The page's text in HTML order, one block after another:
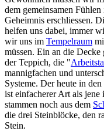
dem gemeinsamen
Geheimnis erschliessen.
helfen uns dabei, immer
wir uns im Tempelraum
müssen. Ein an die Decke
der Teppich, die "
mannigfachen und
Systeme. Der heute in den
ist einfacherer Art als jene
stammen noch aus dem
die drei Steinblöcke, den
Stein.